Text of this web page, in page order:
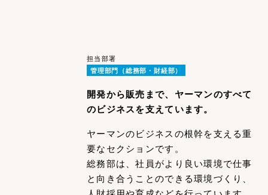
担当部署
管理部門（総務部・財経部）
開発から販売まで、ヤーマンのすべて
のビジネスを支えています。
ヤーマンのビジネスの根幹を支える重
要なセクションです。
総務部は、社員がより良い環境で仕事
と向き合うことのできる環境づくり、